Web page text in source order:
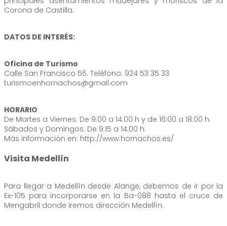
Corona de Castilla.
DATOS DE INTERÉS:
Oficina de Turismo
Calle San Francisco 56. Teléfono: 924 53 35 33
turismoenhornachos@gmail.com
HORARIO
De Martes a Viernes: De 9:00 a 14:00 h y de 16:00 a 18:00 h.
Sábados y Domingos: De 9:15 a 14:00 h.
Más información en: http://www.hornachos.es/
Visita Medellín
Para llegar a Medellín desde Alange, debemos de ir por la
Ex-105 para incorporarse en la Ba-088 hasta el cruce de
Mengabril donde iremos dirección Medellín.